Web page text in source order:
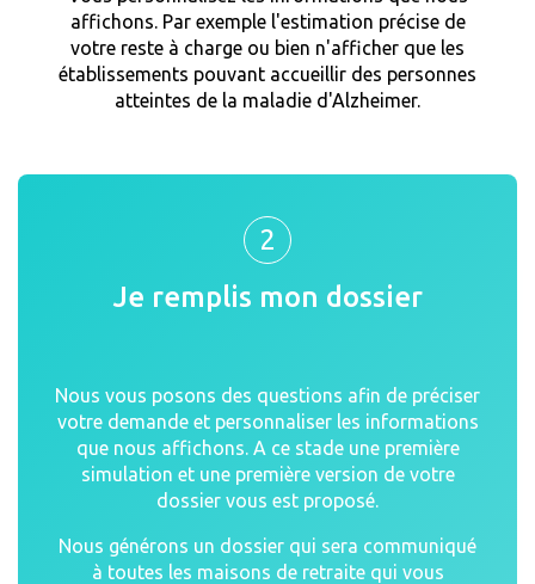
affichons. Par exemple l'estimation précise de
votre reste à charge ou bien n'afficher que les
établissements pouvant accueillir des personnes
atteintes de la maladie d'Alzheimer.
2
Je remplis mon dossier
Nous vous posons des questions afin de préciser
votre demande et personnaliser les informations
que nous affichons. A ce stade une première
simulation et une première version de votre
dossier vous est proposé.
Nous générons un dossier qui sera communiqué
à toutes les maisons de retraite qui vous